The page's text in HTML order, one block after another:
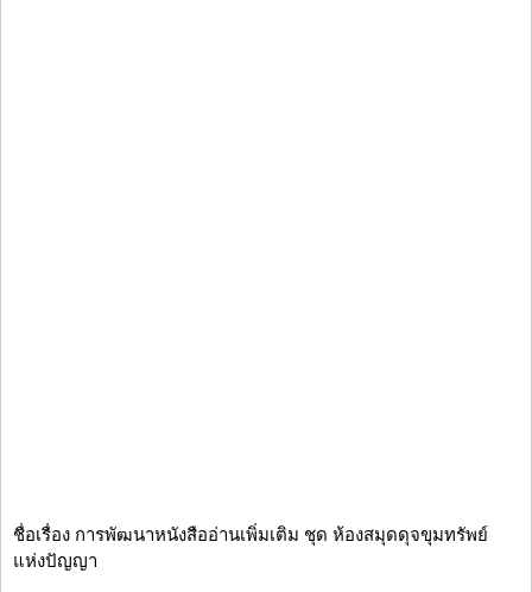
ชื่อเรื่อง การพัฒนาหนังสืออ่านเพิ่มเติม ชุด ห้องสมุดดุจขุมทรัพย์
แห่งปัญญา